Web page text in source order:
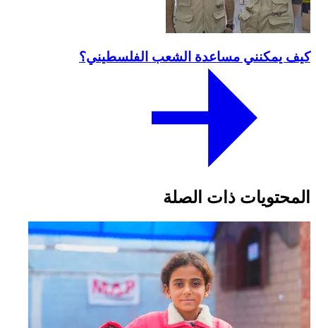
كيف يمكنني مساعدة الشعب الفلسطيني؟
المحتويات ذات الصلة